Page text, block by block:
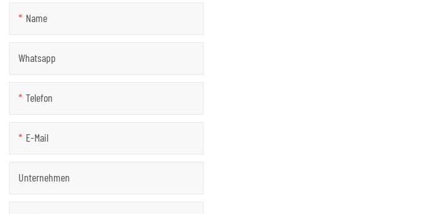
Name
Whatsapp
Telefon
E-Mail
Unternehmen